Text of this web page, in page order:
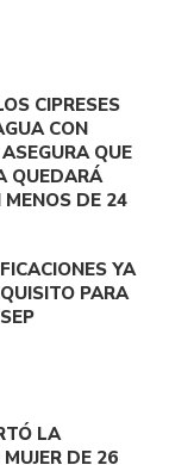
CIPRESES
CON
QUE
QUEDARÁ
MENOS DE 24
YA
PARA
LA
DE 26